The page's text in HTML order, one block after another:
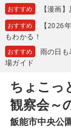
おすすめ 【漫画
おすすめ
【2026
もわかる！
おすすめ
雨の日
場ガイド
ちょこっ
観察会～
飯能市中央公